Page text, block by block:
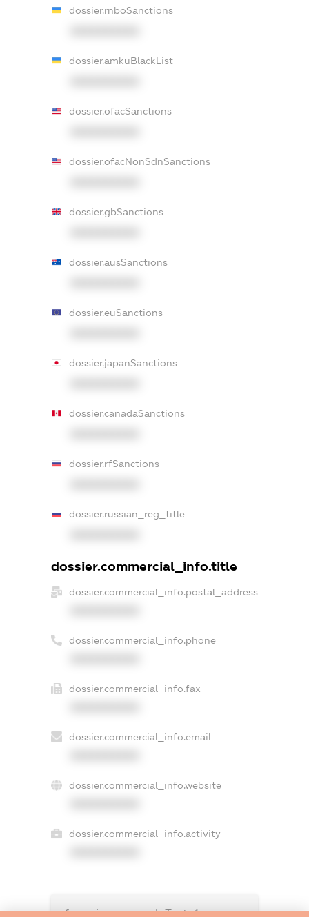
dossier.rnboSanctions
dossier.amkuBlackList
dossier.ofacSanctions
dossier.ofacNonSdnSanctions
dossier.gbSanctions
dossier.ausSanctions
dossier.euSanctions
dossier.japanSanctions
dossier.canadaSanctions
dossier.rfSanctions
dossier.russian_reg_title
dossier.commercial_info.title
dossier.commercial_info.postal_address
dossier.commercial_info.phone
dossier.commercial_info.fax
dossier.commercial_info.email
dossier.commercial_info.website
dossier.commercial_info.activity
freemium.exampleText_1